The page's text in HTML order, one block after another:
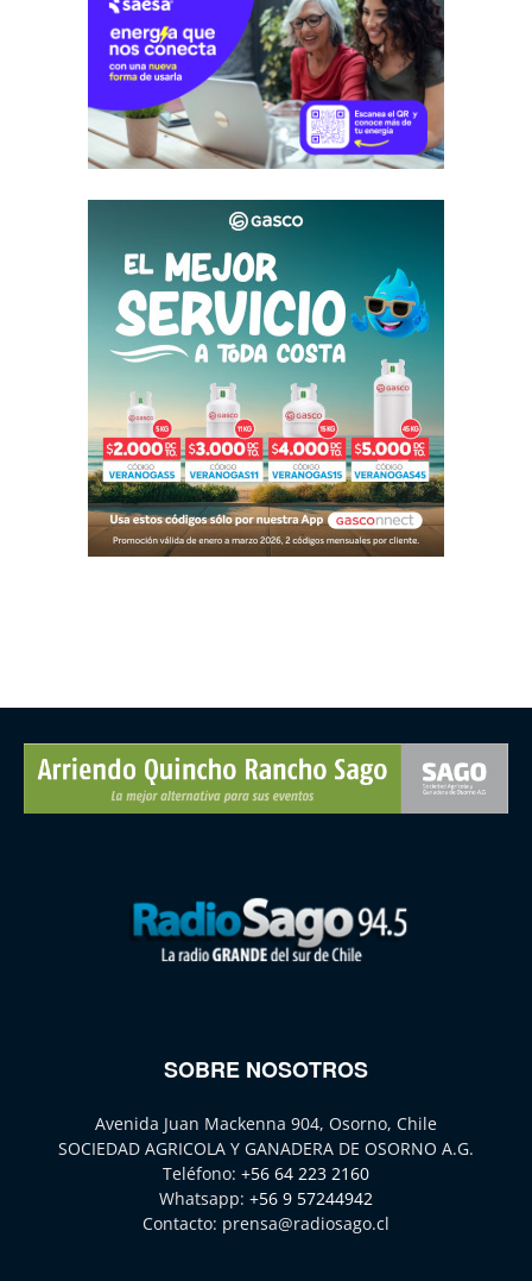
SOBRE NOSOTROS
Avenida Juan Mackenna 904, Osorno, Chile
SOCIEDAD AGRICOLA Y GANADERA DE OSORNO A.G.
Teléfono: +56 64 223 2160
Whatsapp: +56 9 57244942
Contacto: prensa@radiosago.cl